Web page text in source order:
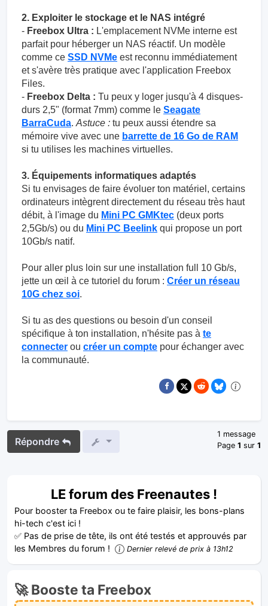
2. Exploiter le stockage et le NAS intégré
- Freebox Ultra : L'emplacement NVMe interne est
parfait pour héberger un NAS réactif. Un modèle
comme ce SSD NVMe est reconnu immédiatement
et s'avère très pratique avec l'application Freebox
Files.
- Freebox Delta : Tu peux y loger jusqu'à 4 disques-
durs 2,5" (format 7mm) comme le Seagate
BarraCuda. Astuce : tu peux aussi étendre sa
mémoire vive avec une barrette de 16 Go de RAM
si tu utilises les machines virtuelles.
3. Équipements informatiques adaptés
Si tu envisages de faire évoluer ton matériel, certains
ordinateurs intègrent directement du réseau très haut
débit, à l'image du Mini PC GMKtec (deux ports
2,5Gb/s) ou du Mini PC Beelink qui propose un port
10Gb/s natif.
Pour aller plus loin sur une installation full 10 Gb/s,
jette un œil à ce tutoriel du forum : Créer un réseau
10G chez soi.
Si tu as des questions ou besoin d'un conseil
spécifique à ton installation, n'hésite pas à te
connecter ou créer un compte pour échanger avec
la communauté.
Répondre
1 message
Page 1 sur 1
LE forum des Freenautes !
Pour booster ta Freebox ou te faire plaisir, les bons-plans
hi-tech c'est ici !
✅ Pas de prise de tête, ils ont été testés et approuvés par
les Membres du forum !
Dernier relevé de prix à 13h12
🚀 Booste ta Freebox